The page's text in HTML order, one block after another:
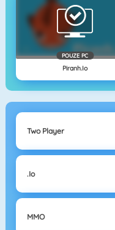
POUZE PC
Piranh.io
Two Player
.io
MMO